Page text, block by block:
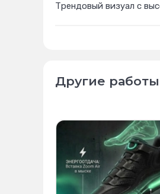
Трендовый визуал с
Другие работы